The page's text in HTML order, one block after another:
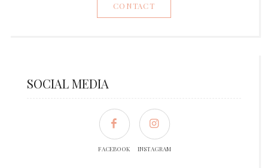
CONTACT
SOCIAL MEDIA
FACEBOOK INSTAGRAM